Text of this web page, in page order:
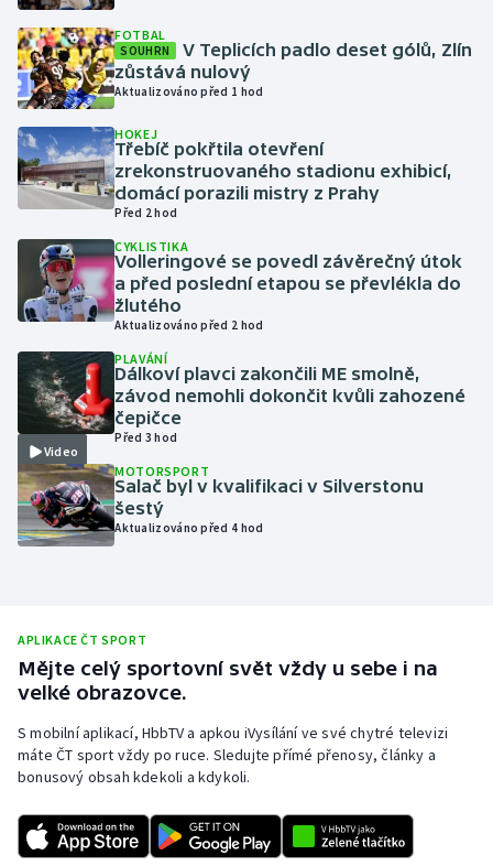
Judo
Krasobruslení
Lezení
Lyže a snowboard
Moderní pětiboj
Motorsport
Olympijské hry
Parasport
Plavání
Plážový volejbal
Rychlostní kanoistika
Short track
Sportovní střelba
Stolní tenis
FOTBAL
SOUHRN
V Teplicích padlo deset gólů, Zlín
zůstává nulový
Aktualizováno před 1 hod
HOKEJ
Třebíč pokřtila otevření
zrekonstruovaného stadionu exhibicí,
domácí porazili mistry z Prahy
Před 2 hod
CYKLISTIKA
Volleringové se povedl závěrečný útok
a před poslední etapou se převlékla do
žlutého
Aktualizováno před 2 hod
Video
PLAVÁNÍ
Dálkoví plavci zakončili ME smolně,
závod nemohli dokončit kvůli zahozené
čepičce
Před 3 hod
MOTORSPORT
Salač byl v kvalifikaci v Silverstonu
šestý
Aktualizováno před 4 hod
APLIKACE ČT SPORT
Mějte celý sportovní svět vždy u sebe i na
velké obrazovce.
S mobilní aplikací, HbbTV a apkou iVysílání ve své chytré televizi
máte ČT sport vždy po ruce. Sledujte přímé přenosy, články a
bonusový obsah kdekoli a kdykoli.